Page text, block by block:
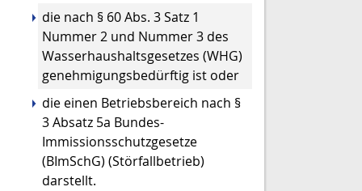
die nach § 60 Abs. 3 Satz 1
Nummer 2 und Nummer 3 des
Wasserhaushaltsgesetzes (WHG)
genehmigungsbedürftig ist oder
die einen Betriebsbereich nach §
3 Absatz 5a Bundes-
Immissionsschutzgesetze
(BImSchG) (Störfallbetrieb)
darstellt.